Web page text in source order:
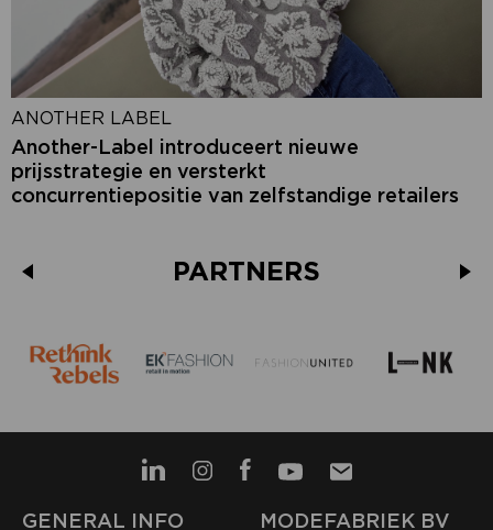
ANOTHER LABEL
Another-Label introduceert nieuwe
prijsstrategie en versterkt
concurrentiepositie van zelfstandige retailers
PARTNERS
GENERAL INFO MODEFABRIEK BV